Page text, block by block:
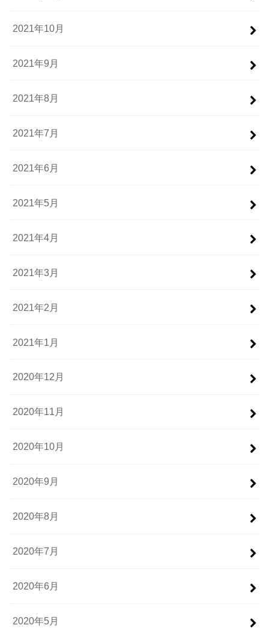
2021年10月
2021年9月
2021年8月
2021年7月
2021年6月
2021年5月
2021年4月
2021年3月
2021年2月
2021年1月
2020年12月
2020年11月
2020年10月
2020年9月
2020年8月
2020年7月
2020年6月
2020年5月